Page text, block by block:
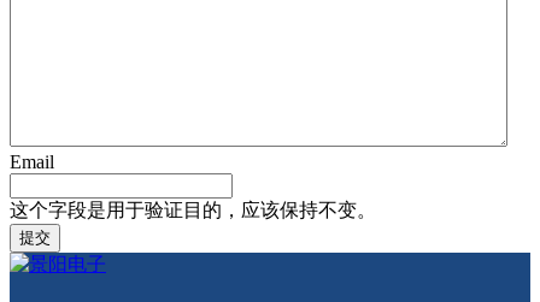
Email
这个字段是用于验证目的，应该保持不变。